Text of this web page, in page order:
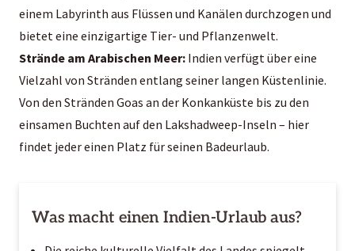
einem Labyrinth aus Flüssen und Kanälen durchzogen und
bietet eine einzigartige Tier- und Pflanzenwelt.
Strände am Arabischen Meer: Indien verfügt über eine
Vielzahl von Stränden entlang seiner langen Küstenlinie.
Von den Stränden Goas an der Konkanküste bis zu den
einsamen Buchten auf den Lakshadweep-Inseln – hier
findet jeder einen Platz für seinen Badeurlaub.
Was macht einen Indien-Urlaub aus?